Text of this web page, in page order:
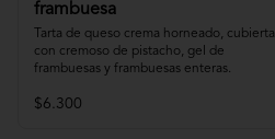
frambuesa
Tarta de queso crema horneado, cubierta
con cremoso de pistacho, gel de
frambuesas y frambuesas enteras.
$6.300